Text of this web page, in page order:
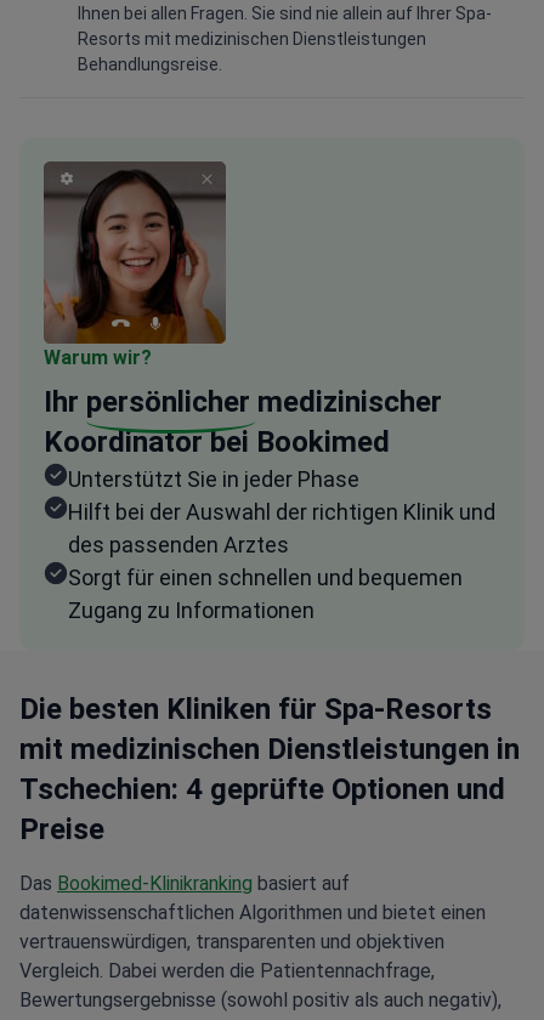
Ihnen bei allen Fragen. Sie sind nie allein auf Ihrer Spa-
Resorts mit medizinischen Dienstleistungen
Behandlungsreise.
Warum wir?
Ihr persönlicher medizinischer
Koordinator bei Bookimed
Unterstützt Sie in jeder Phase
Hilft bei der Auswahl der richtigen Klinik und
des passenden Arztes
Sorgt für einen schnellen und bequemen
Zugang zu Informationen
Die besten Kliniken für Spa-Resorts
mit medizinischen Dienstleistungen in
Tschechien: 4 geprüfte Optionen und
Preise
Das Bookimed-Klinikranking basiert auf
datenwissenschaftlichen Algorithmen und bietet einen
vertrauenswürdigen, transparenten und objektiven
Vergleich. Dabei werden die Patientennachfrage,
Bewertungsergebnisse (sowohl positiv als auch negativ),